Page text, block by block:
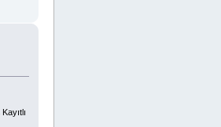
Kayıtlı